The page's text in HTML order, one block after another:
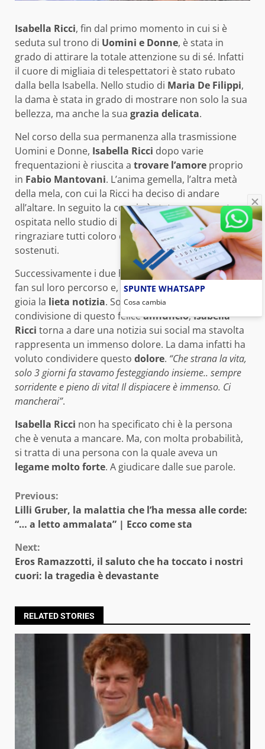
Isabella Ricci, fin dal primo momento in cui si è
seduta sul trono di Uomini e Donne, è stata in
grado di attirare la totale attenzione su di sé. Infatti
il cuore di migliaia di telespettatori è stato rubato
dalla bella Isabella. Nello studio di Maria De Filippi,
la dama è stata in grado di mostrare non solo la sua
bellezza, ma anche la sua grazia delicata.
Nel corso della sua permanenza alla trasmissione
Uomini e Donne, Isabella Ricci dopo varie
frequentazioni è riuscita a trovare l’amore proprio
in Fabio Mantovani. L’anima gemella, l’altra metà
della mela, con cui la Ricci ha deciso di andare
all’altare. In seguito la coppia è stata nuovamente
ospitata nello studio di Maria De Filippi, per poter
ringraziare tutti coloro che li hanno sempre
sostenuti.
Successivamente i due hanno documentato tutti i
fan sul loro percorso e, tutti, hanno accolto con
gioia la lieta notizia. Solo pochissimi giorni dopo la
condivisione di questo feliceannuncio,Isabella
Ricci torna a dare una notizia sui social ma stavolta
rappresenta un immenso dolore. La dama infatti ha
voluto condividere questo dolore. “Che strana la vita,
solo 3 giorni fa stavamo festeggiando insieme.. sempre
sorridente e pieno di vita! Il dispiacere è immenso. Ci
mancherai”.
Isabella Ricci non ha specificato chi è la persona
che è venuta a mancare. Ma, con molta probabilità,
si tratta di una persona con la quale aveva un
legame molto forte. A giudicare dalle sue parole.
Continue
Reading
Previous:
Lilli Gruber, la malattia che l’ha messa alle corde:
“… a letto ammalata” | Ecco come sta
Next:
Eros Ramazzotti, il saluto che ha toccato i nostri
cuori: la tragedia è devastante
RELATED STORIES
SPUNTE WHATSAPP
Cosa cambia